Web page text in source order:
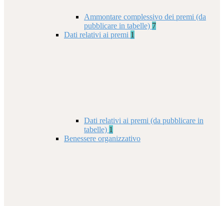
Ammontare complessivo dei premi (da
pubblicare in tabelle) 7
Dati relativi ai premi 1
Dati relativi ai premi (da pubblicare in
tabelle) 1
Benessere organizzativo